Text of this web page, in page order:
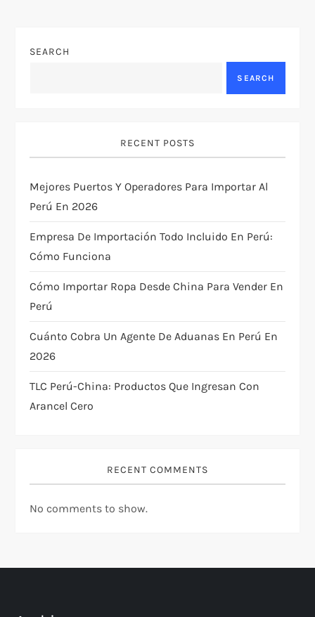
n
i
g
a
t
i
o
n
SEARCH
SEARCH
RECENT POSTS
Mejores Puertos Y Operadores Para Importar Al
Perú En 2026
Empresa De Importación Todo Incluido En Perú:
Cómo Funciona
Cómo Importar Ropa Desde China Para Vender En
Perú
Cuánto Cobra Un Agente De Aduanas En Perú En
2026
TLC Perú-China: Productos Que Ingresan Con
Arancel Cero
RECENT COMMENTS
No comments to show.